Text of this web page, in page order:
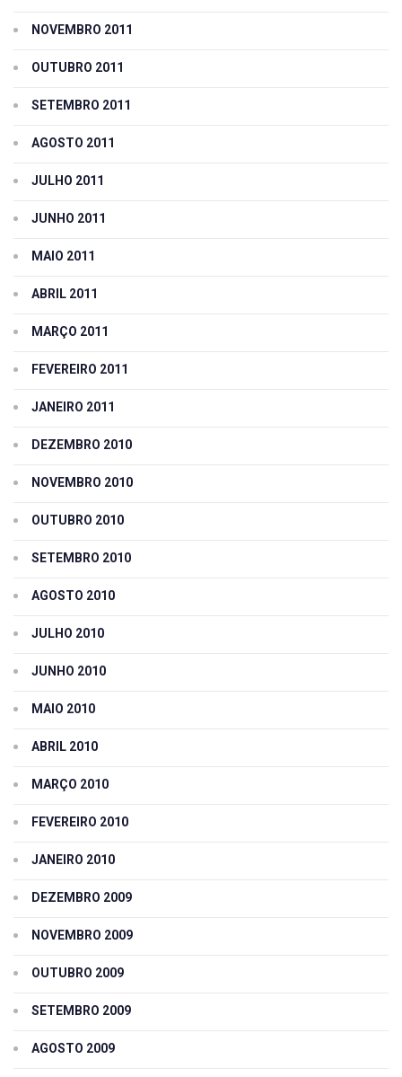
NOVEMBRO 2011
OUTUBRO 2011
SETEMBRO 2011
AGOSTO 2011
JULHO 2011
JUNHO 2011
MAIO 2011
ABRIL 2011
MARÇO 2011
FEVEREIRO 2011
JANEIRO 2011
DEZEMBRO 2010
NOVEMBRO 2010
OUTUBRO 2010
SETEMBRO 2010
AGOSTO 2010
JULHO 2010
JUNHO 2010
MAIO 2010
ABRIL 2010
MARÇO 2010
FEVEREIRO 2010
JANEIRO 2010
DEZEMBRO 2009
NOVEMBRO 2009
OUTUBRO 2009
SETEMBRO 2009
AGOSTO 2009